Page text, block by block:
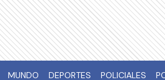
MUNDO DEPORTES POLICIALES